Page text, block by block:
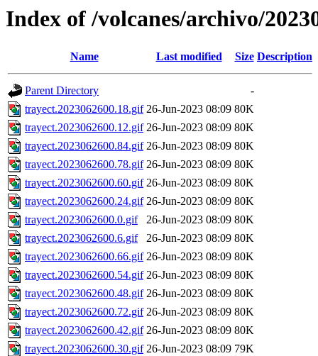
Index of /volcanes/archivo/
Name Last modified Size Description
Parent Directory
-
trayect.2023062600.18.gif 26-Jun-2023 08:09 80K
trayect.2023062600.12.gif 26-Jun-2023 08:09 80K
trayect.2023062600.84.gif 26-Jun-2023 08:09 80K
trayect.2023062600.78.gif 26-Jun-2023 08:09 80K
trayect.2023062600.60.gif 26-Jun-2023 08:09 80K
trayect.2023062600.24.gif 26-Jun-2023 08:09 80K
trayect.2023062600.0.gif
26-Jun-2023 08:09 80K
trayect.2023062600.6.gif
26-Jun-2023 08:09 80K
trayect.2023062600.66.gif 26-Jun-2023 08:09 80K
trayect.2023062600.54.gif 26-Jun-2023 08:09 80K
trayect.2023062600.48.gif 26-Jun-2023 08:09 80K
trayect.2023062600.72.gif 26-Jun-2023 08:09 80K
trayect.2023062600.42.gif 26-Jun-2023 08:09 80K
trayect.2023062600.30.gif 26-Jun-2023 08:09 79K